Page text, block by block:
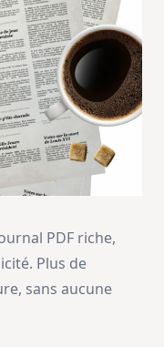
PDF riche,
Plus de
sans aucune